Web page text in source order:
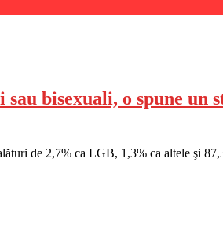
bisexuali, o spune un
de 2,7% ca LGB, 1,3% ca altele şi